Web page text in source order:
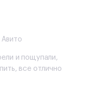
Авито
и пощупали,
все отлично